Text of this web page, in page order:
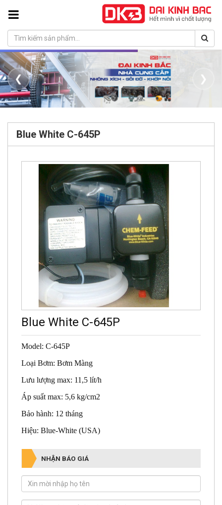
❮ ❯
Blue White C-645P
Blue White C-645P
Model: C-645P
Loại Bơm: Bơm Màng
Lưu lượng max: 11,5 lít/h
Áp suất max: 5,6 kg/cm2
Bảo hành: 12 tháng
Hiệu: Blue-White (USA)
NHẬN BÁO GIÁ